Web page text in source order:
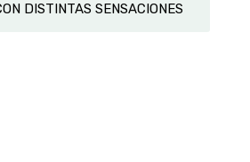
DISTINTAS SENSACIONES